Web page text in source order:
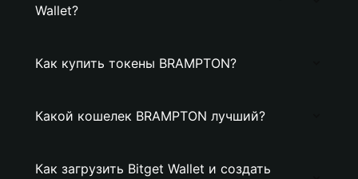
Wallet?
Как купить токены BRAMPTON?
Какой кошелек BRAMPTON лучший?
Как загрузить Bitget Wallet и создать